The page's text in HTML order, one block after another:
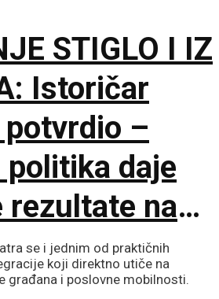
STIGLO I IZ
Istoričar
–
daje
rezultate na
sceni
se i jednim od praktičnih
koji direktno utiče na
građana i poslovne mobilnosti.